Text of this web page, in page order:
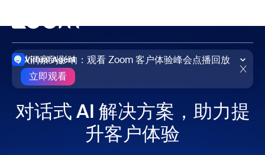
Virtual Agent
立即观看
从洞察到影响：观看 Zoom 客户体验峰会点播回放
立即观看
对话式 AI 解决方案，助力提
升客户体验